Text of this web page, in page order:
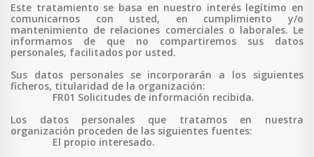
Este tratamiento se basa en nuestro interés legítimo en
comunicarnos con usted, en cumplimiento y/o
mantenimiento de relaciones comerciales o laborales. Le
informamos de que no compartiremos sus datos
personales, facilitados por usted.
Sus datos personales se incorporarán a los siguientes
ficheros, titularidad de la organización:
FR01 Solicitudes de información recibida.
Los datos personales que tratamos en nuestra
organización proceden de las siguientes fuentes:
El propio interesado.